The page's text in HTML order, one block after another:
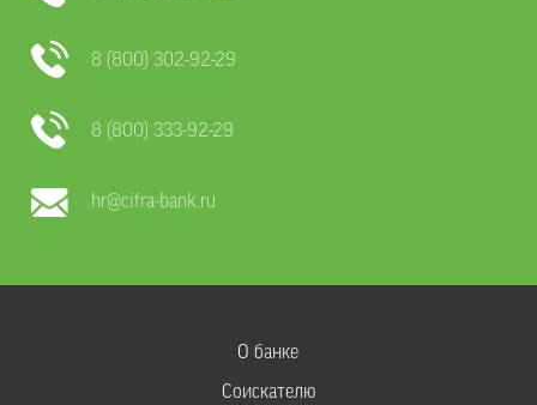
8 (800) 302-92-29
8 (800) 333-92-29
hr@cifra-bank.ru
О банке
Соискателю